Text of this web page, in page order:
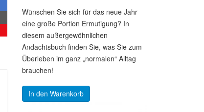
Wünschen Sie sich für das neue Jahr
eine große Portion Ermutigung? In
diesem außergewöhnlichen
Andachtsbuch finden Sie, was Sie zum
Überleben im ganz „normalen“ Alltag
brauchen!
In den Warenkorb